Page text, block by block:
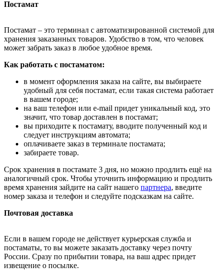
Постамат
Постамат – это терминал с автоматизированной системой для
хранения заказанных товаров. Удобство в том, что человек
может забрать заказ в любое удобное время.
Как работать с постаматом:
в момент оформления заказа на сайте, вы выбираете
удобный для себя постамат, если такая система работает
в вашем городе;
на ваш телефон или e-mail придет уникальный код, это
значит, что товар доставлен в постамат;
вы приходите к постамату, вводите полученный код и
следует инструкциям автомата;
оплачиваете заказ в терминале постамата;
забираете товар.
Срок хранения в постамате 3 дня, но можно продлить ещё на
аналогичный срок. Чтобы уточнить информацию и продлить
время хранения зайдите на сайт нашего партнера, введите
номер заказа и телефон и следуйте подсказкам на сайте.
Почтовая доставка
Если в вашем городе не действует курьерская служба и
постаматы, то вы можете заказать доставку через почту
России. Сразу по прибытии товара, на ваш адрес придет
извещение о посылке.